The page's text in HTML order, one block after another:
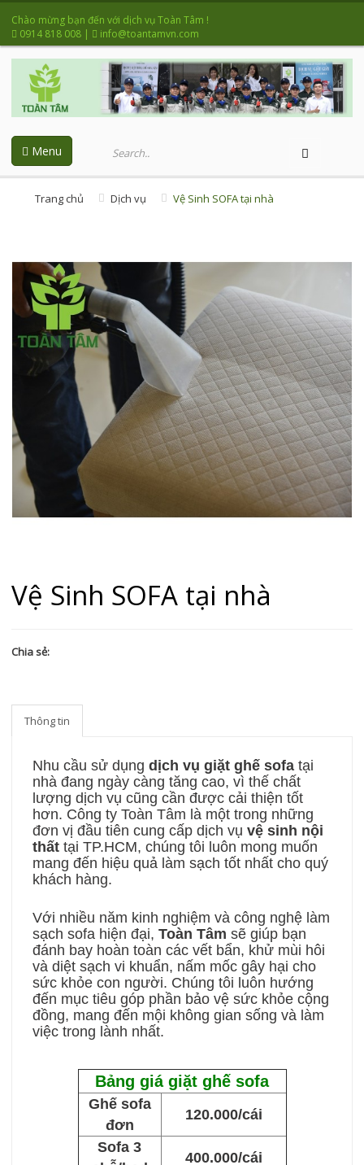
Chào mừng bạn đến với dịch vụ Toàn Tâm !
0914 818 008 | info@toantamvn.com
Menu
Trang chủ Dịch vụ Vệ Sinh SOFA tại nhà
Vệ Sinh SOFA tại nhà
Chia sẻ:
Thông tin
Nhu cầu sử dụng dịch vụ giặt ghế sofa tại
nhà đang ngày càng tăng cao, vì thế chất
lượng dịch vụ cũng cần được cải thiện tốt
hơn. Công ty Toàn Tâm là một trong những
đơn vị đầu tiên cung cấp dịch vụ vệ sinh nội
thất tại TP.HCM, chúng tôi luôn mong muốn
mang đến hiệu quả làm sạch tốt nhất cho quý
khách hàng.
Với nhiều năm kinh nghiệm và công nghệ làm
sạch sofa hiện đại, Toàn Tâm sẽ giúp bạn
đánh bay hoàn toàn các vết bẩn, khử mùi hôi
và diệt sạch vi khuẩn, nấm mốc gây hại cho
sức khỏe con người. Chúng tôi luôn hướng
đến mục tiêu góp phần bảo vệ sức khỏe cộng
đồng, mang đến mội không gian sống và làm
việc trong lành nhất.
Bảng giá giặt ghế sofa
Ghế sofa
đơn
120.000/cái
Sofa 3
400.000/cái